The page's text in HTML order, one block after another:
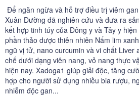
Để ngăn ngừa và hỗ trợ điều trị viêm
Xuân Đường đã nghiên cứu và đưa ra
kết hợp tinh túy của Đông y và Tây y
phần thảo dược thiên nhiên Nấm lim
ngũ vị tử, nano curcumin và vi chất Liver
chế dưới dạng viên nang, vỏ nang thực
hiện nay. Xadoga1 giúp giải độc, tăng
hợp cho người sử dụng nhiều bia rượu,
nhiễm độc gan...